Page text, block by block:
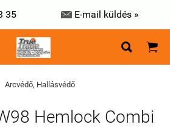
35  E-mail küldés »
 
Arcvédő, Hallásvédő
Hemlock Combi